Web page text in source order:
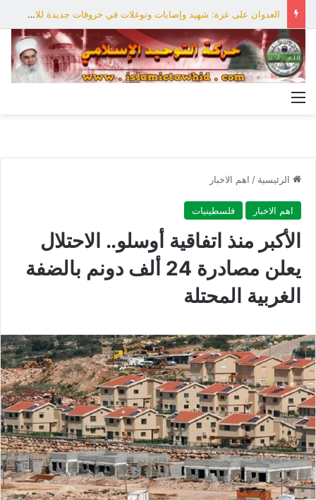
العدوان على غزة: شهيد وإصابات وتوغلات في خروقات جديدة للاحتلال
الرئيسية / اهم الاخبار
اهم الاخبار فلسطينيات
الأكبر منذ اتفاقية أوسلو.. الاحتلال
يعلن مصادرة 24 ألف دونم بالضفة
الغربية المحتلة